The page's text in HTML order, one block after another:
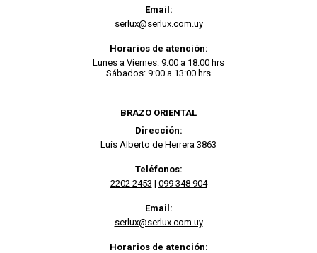
Email:
serlux@serlux.com.uy
Horarios de atención:
Lunes a Viernes: 9:00 a 18:00 hrs
Sábados: 9:00 a 13:00 hrs
BRAZO ORIENTAL
Dirección:
Luis Alberto de Herrera 3863
Teléfonos:
2202 2453 | 099 348 904
Email:
serlux@serlux.com.uy
Horarios de atención: